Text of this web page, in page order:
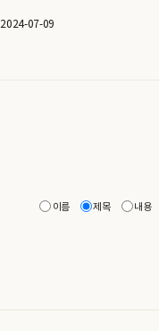
2024-07-09
이름 제목 내용